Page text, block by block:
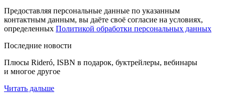
Предоставляя персональные данные по указанным
контактным данным, вы даёте своё согласие на условиях,
определенных Политикой обработки персональных данных
Последние новости
Плюсы Rideró, ISBN в подарок, буктрейлеры, вебинары
и многое другое
Читать дальше